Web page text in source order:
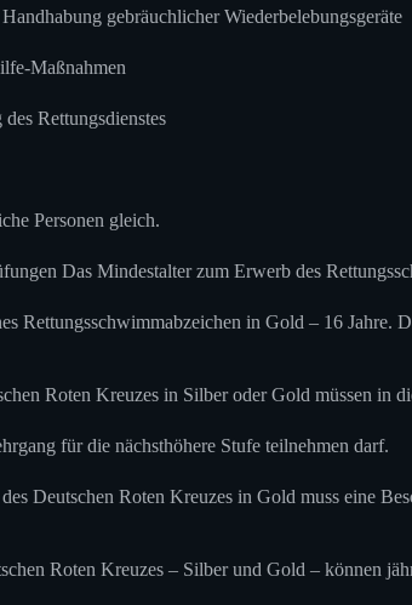
gebräuchlicher Wiederbelebungsgeräte
Maßnahmen
Rettungsdienstes
Personen gleich.
Das Mindestalter zum Erwerb des
Rettungsschwimmabzeichen in Gold – 16
Roten Kreuzes in Silber oder Gold müssen in
für die nächsthöhere Stufe teilnehmen darf.
Deutschen Roten Kreuzes in Gold muss eine
Roten Kreuzes – Silber und Gold – können